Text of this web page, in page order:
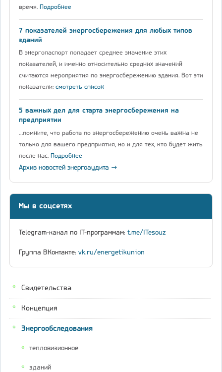
Свидетельства
Концепция
Энергообследования
тепловизионное
зданий
время. Подробнее
7 показателей энергосбережения для любых типов
зданий
В энергопаспорт попадает среднее значение этих
показателей, и именно относительно средних значений
считаются мероприятия по энергосбережению здания. Вот эти
показатели: смотреть список
5 важных дел для старта энергосбережения на
предприятии
…помните, что работа по энергосбережению очень важна не
только для вашего предприятия, но и для тех, кто будет жить
после нас. Подробнее
Архив новостей энергоаудита →
Мы в соцсетях
Telegram-канал по IT-программам: t.me/ITesouz
Группа ВКонтакте: vk.ru/energetikunion